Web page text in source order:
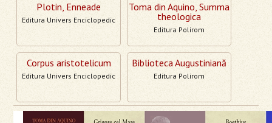
Plotin, Enneade
Editura Univers Enciclopedic
Toma din Aquino, Summa
theologica
Editura Polirom
Corpus aristotelicum
Editura Univers Enciclopedic
Biblioteca Augustiniană
Editura Polirom